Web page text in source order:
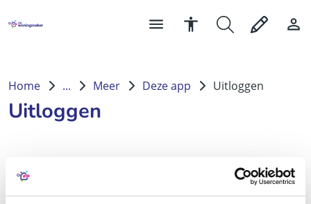
Home ... Meer Deze app Uitloggen
Uitloggen